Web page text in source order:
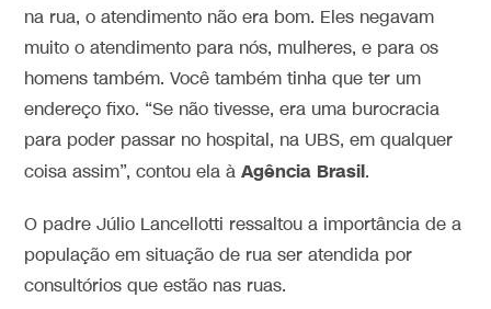
na rua, o atendimento não era bom. Eles negavam
muito o atendimento para nós, mulheres, e para os
homens também. Você também tinha que ter um
endereço fixo. “Se não tivesse, era uma burocracia
para poder passar no hospital, na UBS, em qualquer
coisa assim”, contou ela àAgência Brasil.
O padre Júlio Lancellotti ressaltou a importância de a
população em situação de rua ser atendida por
consultórios que estão nas ruas.